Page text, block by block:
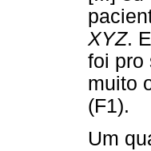
XYZ.
foi pro
muito
(F1).
Um